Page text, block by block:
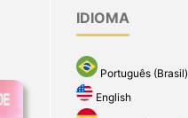
IDIOMA
Português (Brasil)
English